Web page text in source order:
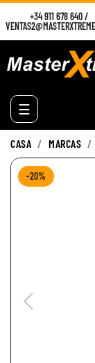
+34 911 678 640/
Navegación
de
palanca
☰
CASA MARCAS
-20%